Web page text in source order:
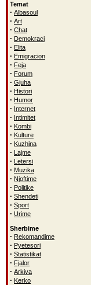
Temat
· Albasoul
· Art
· Chat
· Demokraci
· Elita
· Emigracion
· Feja
· Forum
· Gjuha
· Histori
· Humor
· Internet
· Intimitet
· Kombi
· Kulture
· Kuzhina
· Lajme
· Letersi
· Muzika
· Njoftime
· Politike
· Shendeti
· Sport
· Urime
Sherbime
· Rekomandime
· Pyetesori
· Statistikat
· Fjalor
· Arkiva
· Kerko